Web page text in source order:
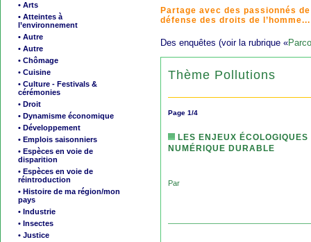
• Arts
• Atteintes à
l’environnement
• Autre
• Autre
• Chômage
• Cuisine
• Culture - Festivals &
cérémonies
• Droit
• Dynamisme économique
• Développement
• Emplois saisonniers
• Espèces en voie de
disparition
• Espèces en voie de
réintroduction
• Histoire de ma région/mon
pays
• Industrie
• Insectes
• Justice
Partage avec des passionnés
défense des droits de
Des enquêtes (voir la rubrique «
Thème Pollutions
Page 1/4
LES ENJEUX
NUMÉRIQUE DURABLE
Par